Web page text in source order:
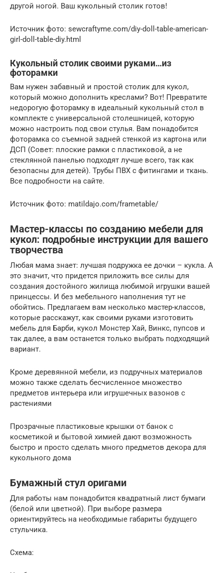
другой ногой. Ваш кукольный столик готов!
Источник фото: sewcraftyme.com/diy-doll-table-american-
girl-doll-table-diy.html
Кукольный столик своими руками…из
фоторамки
Вам нужен забавный и простой столик для кукол,
который можно дополнить креслами? Вот! Превратите
недорогую фоторамку в идеальный кукольный стол в
комплекте с универсальной столешницей, которую
можно настроить под свои стулья. Вам понадобится
фоторамка со съемной задней стенкой из картона или
ДСП (Совет: плоские рамки с пластиковой, а не
стеклянной панелью подходят лучше всего, так как
безопасны для детей). Трубы ПВХ с фитингами и ткань.
Все подробности на сайте.
Источник фото: matildajo.com/frametable/
Мастер-классы по созданию мебели для
кукол: подробные инструкции для вашего
творчества
Любая мама знает: лучшая подружка ее дочки – кукла. А
это значит, что придется приложить все силы для
создания достойного жилища любимой игрушки вашей
принцессы. И без мебельного наполнения тут не
обойтись. Предлагаем вам несколько мастер-классов,
которые расскажут, как своими руками изготовить
мебель для Барби, кукол Монстер Хай, Винкс, пупсов и
так далее, а вам останется только выбрать подходящий
вариант.
Кроме деревянной мебели, из подручных материалов
можно также сделать бесчисленное множество
предметов интерьера или игрушечных вазонов с
растениями
Прозрачные пластиковые крышки от банок с
косметикой и бытовой химией дают возможность
быстро и просто сделать много предметов декора для
кукольного дома
Бумажный стул оригами
Для работы нам понадобится квадратный лист бумаги
(белой или цветной). При выборе размера
ориентируйтесь на необходимые габариты будущего
стульчика.
Схема: